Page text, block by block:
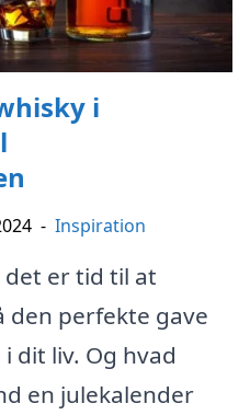
i
- Inspiration
er tid til at
perfekte gave
dit liv. Og hvad
en julekalender